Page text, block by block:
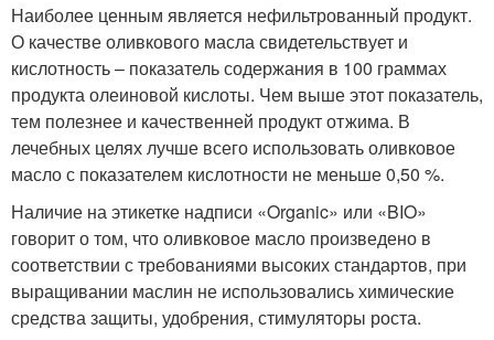
Наиболее ценным является нефильтрованный продукт.
О качестве оливкового масла свидетельствует и
кислотность – показатель содержания в 100 граммах
продукта олеиновой кислоты. Чем выше этот показатель,
тем полезнее и качественней продукт отжима. В
лечебных целях лучше всего использовать оливковое
масло с показателем кислотности не меньше 0,50 %.
Наличие на этикетке надписи «Organic» или «BIO»
говорит о том, что оливковое масло произведено в
соответствии с требованиями высоких стандартов, при
выращивании маслин не использовались химические
средства защиты, удобрения, стимуляторы роста.